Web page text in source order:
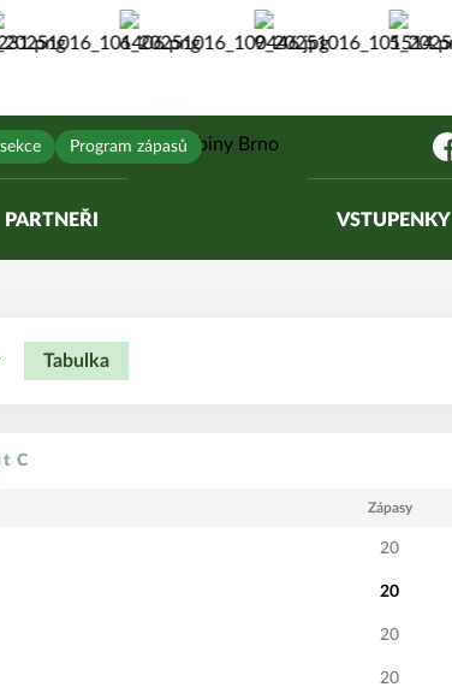
Program zápasů
PARTNEŘI VSTUPENKY
Tabulka
C
Zápasy
20
20
20
20